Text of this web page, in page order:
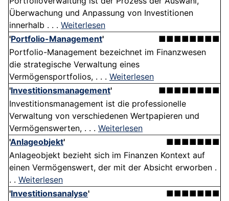
Überwachung und Anpassung von Investitionen
innerhalb . . . Weiterlesen
'Portfolio-Management'
■■■■■■■■
Portfolio-Management bezeichnet im Finanzwesen
die strategische Verwaltung eines
Vermögensportfolios, . . . Weiterlesen
'Investitionsmanagement'
■■■■■■■■
Investitionsmanagement ist die professionelle
Verwaltung von verschiedenen Wertpapieren und
Vermögenswerten, . . . Weiterlesen
'Anlageobjekt'
■■■■■■■
Anlageobjekt bezieht sich im Finanzen Kontext auf
einen Vermögenswert, der mit der Absicht erworben .
. . Weiterlesen
'Investitionsanalyse'
■■■■■■■